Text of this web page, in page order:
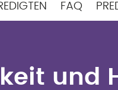
FAQ
41-44
und